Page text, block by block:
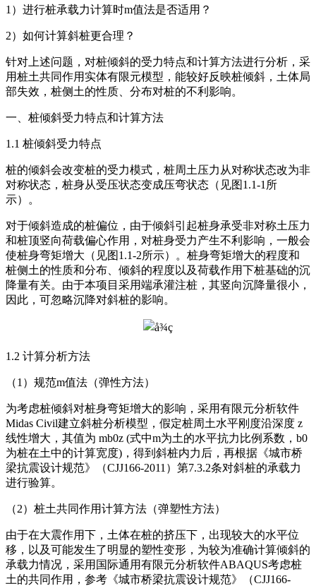
1）进行桩承载力计算时m值法是否适用？
2）如何计算斜桩更合理？
针对上述问题，对桩倾斜的受力特点和计算方法进行分析，采
用桩土共同作用实体有限元模型，能较好反映桩倾斜，土体局
部失效，桩侧土的性质、分布对桩的不利影响。
一、桩倾斜受力特点和计算方法
1.1 桩倾斜受力特点
桩的倾斜会改变桩的受力模式，桩周土压力从对称状态改为非
对称状态，桩身从受压状态变成压弯状态（见图1.1-1所
示）。
对于倾斜造成的桩偏位，由于倾斜引起桩身承受非对称土压力
和桩顶竖向荷载偏心作用，对桩身受力产生不利影响，一般会
使桩身弯矩增大（见图1.1-2所示）。桩身弯矩增大的程度和
桩侧土的性质和分布、倾斜的程度以及荷载作用下桩基础的沉
降量有关。由于本项目采用端承灌注桩，其竖向沉降量很小，
因此，可忽略沉降对斜桩的影响。
1.2 计算分析方法
（1）规范m值法（弹性方法）
为考虑桩倾斜对桩身弯矩增大的影响，采用有限元分析软件
Midas Civil建立斜桩分析模型，假定桩周土水平刚度沿深度 z
线性增大，其值为 mb0z (式中m为土的水平抗力比例系数，b0
为桩在土中的计算宽度)，得到斜桩内力后，再根据《城市桥
梁抗震设计规范》（CJJ166-2011）第7.3.2条对斜桩的承载力
进行验算。
（2）桩土共同作用计算方法（弹塑性方法）
由于在大震作用下，土体在桩的挤压下，出现较大的水平位
移，以及可能发生了明显的塑性变形，为较为准确计算倾斜的
承载力情况，采用国际通用有限元分析软件ABAQUS考虑桩
土的共同作用，参考《城市桥梁抗震设计规范》（CJJ166-